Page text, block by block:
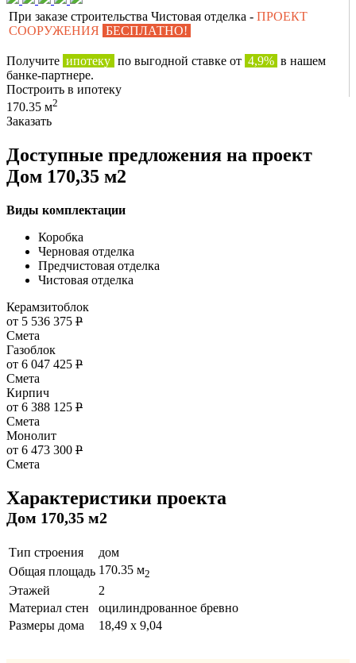
При заказе строительства Чистовая отделка - ПРОЕКТ
СООРУЖЕНИЯ БЕСПЛАТНО!
Получите ипотеку по выгодной ставке от 4,9% в нашем
банке-партнере.
Построить в ипотеку
170.35 м2
Заказать
Доступные предложения на проект
Дом 170,35 м2
Виды комплектации
Коробка
Черновая отделка
Предчистовая отделка
Чистовая отделка
Керамзитоблок
от 5 536 375 Р
Смета
Газоблок
от 6 047 425 Р
Смета
Кирпич
от 6 388 125 Р
Смета
Монолит
от 6 473 300 Р
Смета
Характеристики проекта
Дом 170,35 м2
Тип строения
дом
Общая площадь 170.35 м2
Этажей
2
Материал стен
оцилиндрованное бревно
Размеры дома
18,49 х 9,04